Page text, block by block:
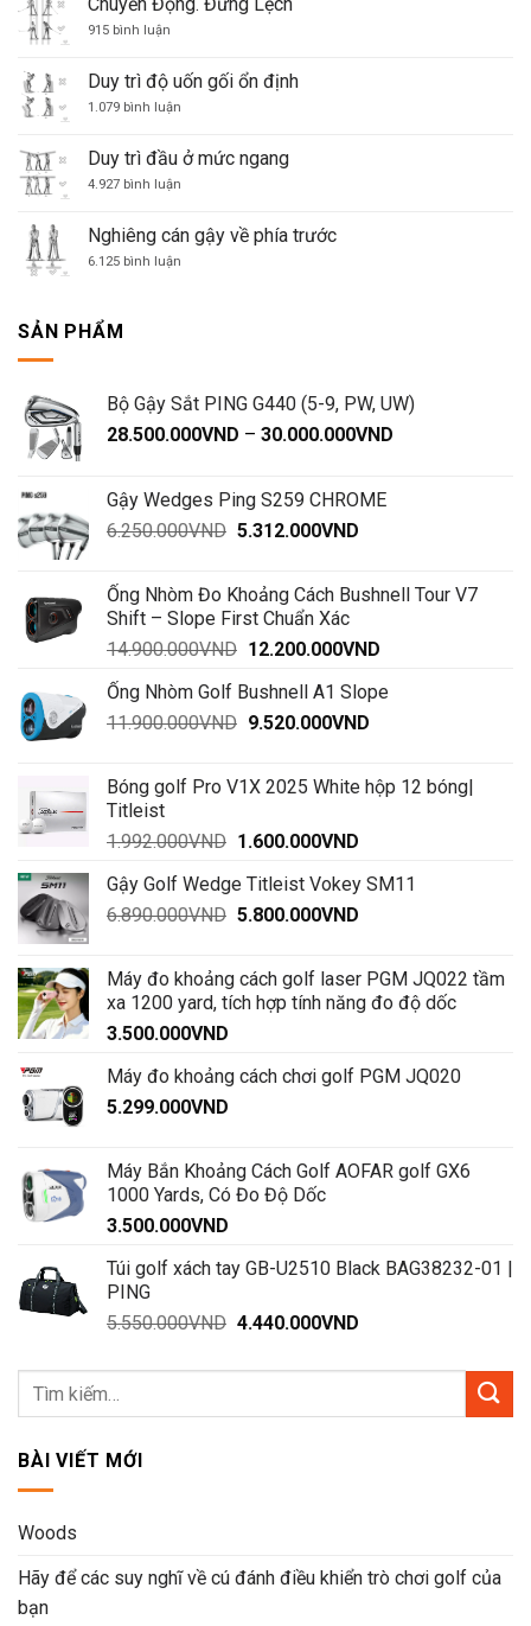
của
Vai
Vai
→
915 bình luận
Đừng
Lệch
Duy trì độ uốn gối ổn định
1.079 bình luận
độ
uốn
Duy trì đầu ở mức ngang
4.927 bình luận
đầu
ở
Nghiêng cán gậy về phía trước
6.125 bình luận
SẢN PHẨM
Bộ Gậy Sắt PING G440 (5-9, PW, UW)
28.500.000VND – 30.000.000VND
Gậy Wedges Ping S259 CHROME
6.250.000VND Giá
6.250.000VND.
5.312.000VNDGiá
là:
Ống Nhòm Đo Khoảng Cách Bushnell Tour V7
Shift – Slope First Chuẩn Xác
14.900.000VND Giá
là:
14.900.000VND.
12.200.000VNDGiá
tại
Ống Nhòm Golf Bushnell A1 Slope
11.900.000VND Giá
11.900.000VND.
9.520.000VNDGiá
là:
Bóng golf Pro V1X 2025 White hộp 12 bóng|
Titleist
1.992.000VND Giá
là:
1.992.000VND.
1.600.000VNDGiá
tại
là:
Gậy Golf Wedge Titleist Vokey SM11
6.890.000VND Giá
6.890.000VND.
5.800.000VNDGiá
là:
5.800.000VND.
Máy đo khoảng cách golf laser PGM JQ022 tầm
xa 1200 yard, tích hợp tính năng đo độ dốc
3.500.000VND
Máy đo khoảng cách chơi golf PGM JQ020
5.299.000VND
Máy Bắn Khoảng Cách Golf AOFAR golf GX6
1000 Yards, Có Đo Độ Dốc
3.500.000VND
Túi golf xách tay GB-U2510 Black BAG38232-01 |
PING
5.550.000VND Giá
là:
4.440.000VNDGiá
tại
4.440.000VND.
BÀI VIẾT MỚI
Woods
Hãy để các suy nghĩ về cú đánh điều khiển trò chơi golf của
bạn